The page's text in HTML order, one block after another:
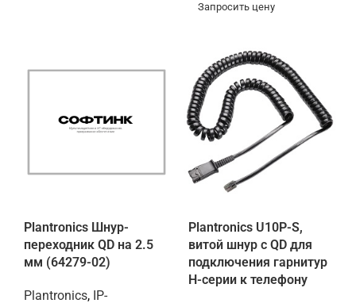
Запросить цену
Plantronics Шнур-
переходник QD на 2.5
мм (64279-02)
Plantronics, IP-
Plantronics U10P-S,
витой шнур с QD для
подключения гарнитур
Н-серии к телефону